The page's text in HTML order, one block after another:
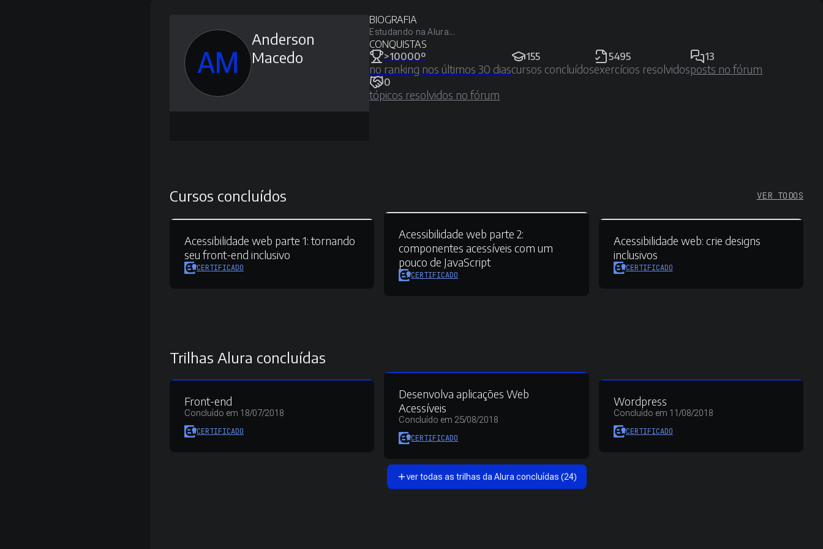
AM
Anderson
Macedo
BIOGRAFIA
Estudando na Alura...
CONQUISTAS
>10000º
no ranking nos últimos 30 dias
155
cursos concluídos
5495
exercícios resolvidos
13
posts no fórum
0
tópicos resolvidos no fórum
Cursos concluídos VER TODOS
Acessibilidade web parte 1:tornando
seu front-end inclusivo
CERTIFICADO
Acessibilidade web parte 2:
componentes acessíveis com um
pouco de JavaScript
CERTIFICADO
Acessibilidade web: crie designs
inclusivos
CERTIFICADO
Trilhas Alura concluídas
Front-end
Concluído em 18/07/2018
CERTIFICADO
Desenvolva aplicações Web
Acessíveis
Concluído em 25/08/2018
CERTIFICADO
Wordpress
Concluído em 11/08/2018
CERTIFICADO
ver todas as trilhas da Alura concluídas (24)